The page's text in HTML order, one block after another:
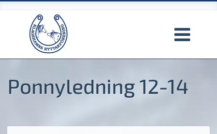
huvudinnehåll
Ponnyledning 12-14